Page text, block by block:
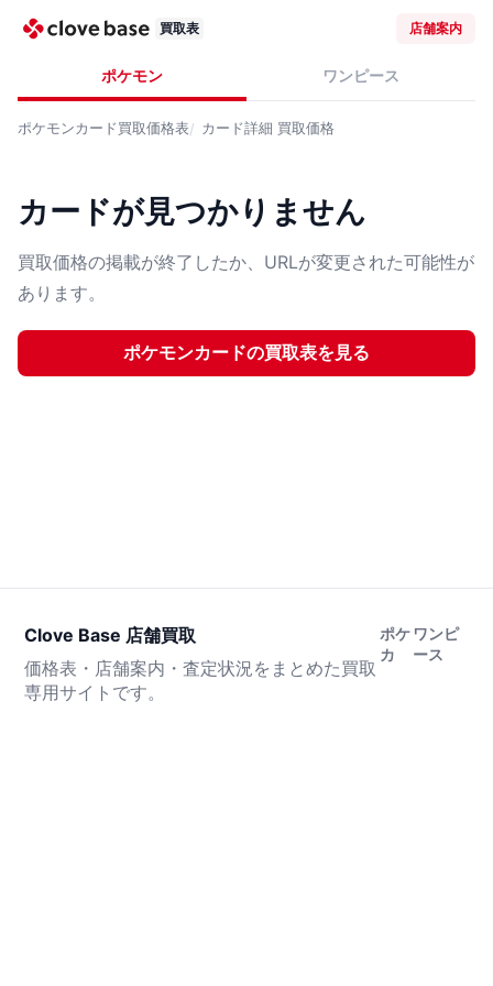
買取表 店舗案内
ポケモン ワンピース
ポケモンカード買取価格表 カード詳細 買取価格
カードが見つかりません
買取価格の掲載が終了したか、URLが変更された可能性が
あります。
ポケモンカードの買取表を見る
Clove Base 店舗買取
価格表・店舗案内・査定状況をまとめた買取
専用サイトです。
ポケ
カ
ワンピ
ース